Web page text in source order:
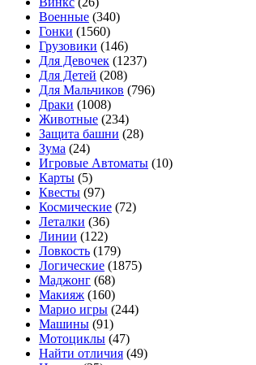
Военные (340)
Гонки (1560)
Грузовики (146)
Для Девочек (1237)
Для Детей (208)
Для Мальчиков (796)
Драки (1008)
Животные (234)
Защита башни (28)
Зума (24)
Игровые Автоматы (10)
Карты (5)
Квесты (97)
Космические (72)
Леталки (36)
Линии (122)
Ловкость (179)
Логические (1875)
Маджонг (68)
Макияж (160)
Марио игры (244)
Машины (91)
Мотоциклы (47)
Найти отличия (49)